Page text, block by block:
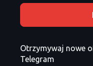
Otrzymywaj nowe
Telegram